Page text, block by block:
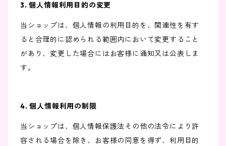
3. 個人情報利用目的の変更
当ショップは、個人情報の利用目的を、関連性を有す
ると合理的に認められる範囲内において変更すること
があり、変更した場合にはお客様に通知又は公表しま
す。
4. 個人情報利用の制限
当ショップは、個人情報保護法その他の法令により許
容される場合を除き、お客様の同意を得ず、利用目的